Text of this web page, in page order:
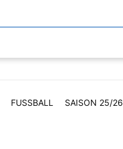
FUSSBALL
SAISON 25/26